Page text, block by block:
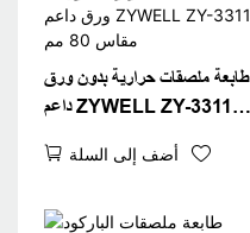
طابعة ملصقات حرارية بدون ورق
داعم ZYWELL ZY-3311
أضف إلى السلة